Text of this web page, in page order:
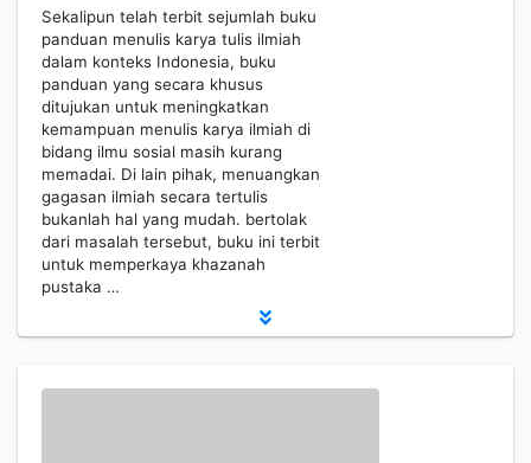
Sekalipun telah terbit sejumlah buku
panduan menulis karya tulis ilmiah
dalam konteks Indonesia, buku
panduan yang secara khusus
ditujukan untuk meningkatkan
kemampuan menulis karya ilmiah di
bidang ilmu sosial masih kurang
memadai. Di lain pihak, menuangkan
gagasan ilmiah secara tertulis
bukanlah hal yang mudah. bertolak
dari masalah tersebut, buku ini terbit
untuk memperkaya khazanah
pustaka …